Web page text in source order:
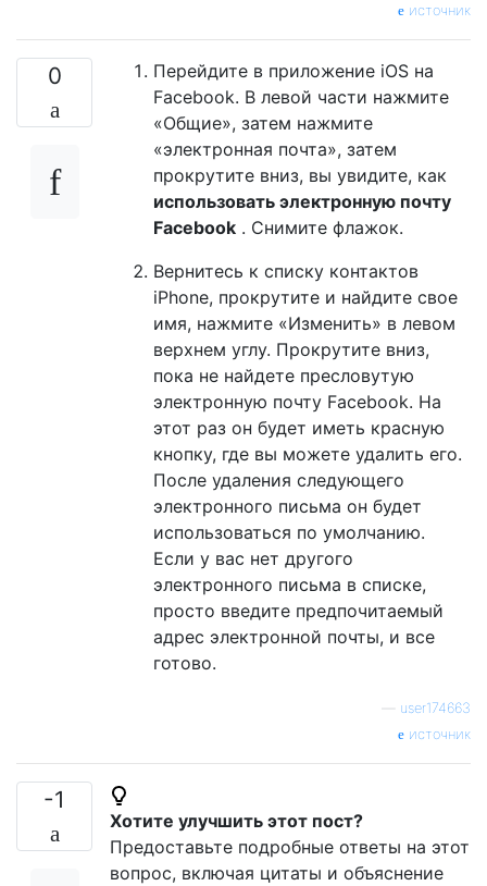
источник
0
Перейдите в приложение iOS на
Facebook. В левой части нажмите
«Общие», затем нажмите
«электронная почта», затем
прокрутите вниз, вы увидите, как
использовать электронную почту
Facebook . Снимите флажок.
Вернитесь к списку контактов
iPhone, прокрутите и найдите свое
имя, нажмите «Изменить» в левом
верхнем углу. Прокрутите вниз,
пока не найдете пресловутую
электронную почту Facebook. На
этот раз он будет иметь красную
кнопку, где вы можете удалить его.
После удаления следующего
электронного письма он будет
использоваться по умолчанию.
Если у вас нет другого
электронного письма в списке,
просто введите предпочитаемый
адрес электронной почты, и все
готово.
user174663
источник
-1
Хотите улучшить этот пост?
Предоставьте подробные ответы на этот
вопрос, включая цитаты и объяснение